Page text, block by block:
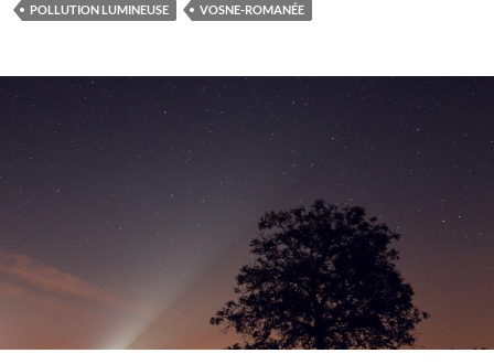
POLLUTION LUMINEUSE
VOSNE-ROMANÉE